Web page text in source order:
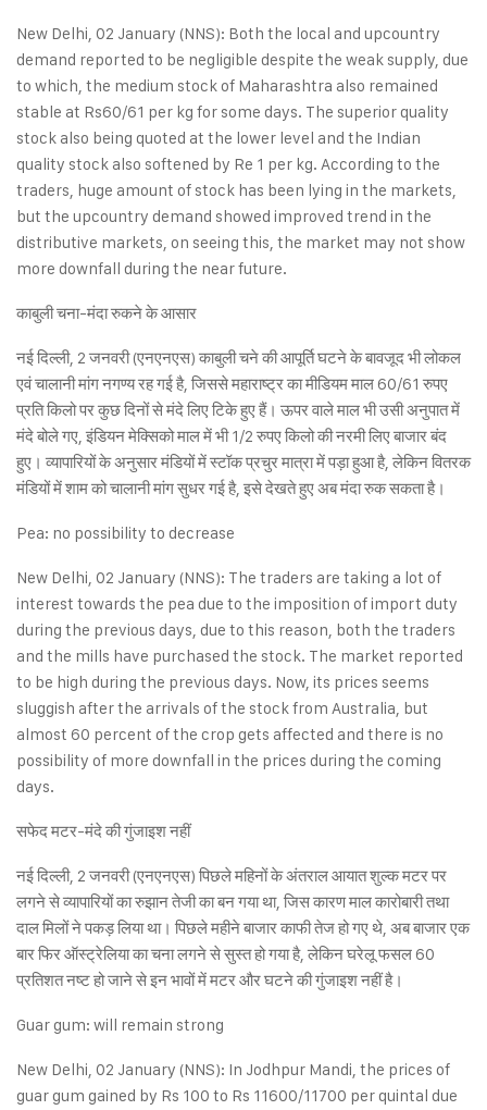
New Delhi, 02 January (NNS): Both the local and upcountry
demand reported to be negligible despite the weak supply, due
to which, the medium stock of Maharashtra also remained
stable at Rs60/61 per kg for some days. The superior quality
stock also being quoted at the lower level and the Indian
quality stock also softened by Re 1 per kg. According to the
traders, huge amount of stock has been lying in the markets,
but the upcountry demand showed improved trend in the
distributive markets, on seeing this, the market may not show
more downfall during the near future.
काबुली चना-मंदा रुकने के आसार
नई दिल्ली, 2 जनवरी (एनएनएस) काबुली चने की आपूर्ति घटने के बावजूद भी लोकल
एवं चालानी मांग नगण्य रह गई है, जिससे महाराष्ट्र का मीडियम माल 60/61 रुपए
प्रति किलो पर कुछ दिनों से मंदे लिए टिके हुए हैं। ऊपर वाले माल भी उसी अनुपात में
मंदे बोले गए, इंडियन मेक्सिको माल में भी 1/2 रुपए किलो की नरमी लिए बाजार बंद
हुए। व्यापारियों के अनुसार मंडियों में स्टॉक प्रचुर मात्रा में पड़ा हुआ है, लेकिन वितरक
मंडियों में शाम को चालानी मांग सुधर गई है, इसे देखते हुए अब मंदा रुक सकता है।
Pea: no possibility to decrease
New Delhi, 02 January (NNS): The traders are taking a lot of
interest towards the pea due to the imposition of import duty
during the previous days, due to this reason, both the traders
and the mills have purchased the stock. The market reported
to be high during the previous days. Now, its prices seems
sluggish after the arrivals of the stock from Australia, but
almost 60 percent of the crop gets affected and there is no
possibility of more downfall in the prices during the coming
days.
सफेद मटर-मंदे की गुंजाइश नहीं
नई दिल्ली, 2 जनवरी (एनएनएस) पिछले महिनों के अंतराल आयात शुल्क मटर पर
लगने से व्यापारियों का रुझान तेजी का बन गया था, जिस कारण माल कारोबारी तथा
दाल मिलों ने पकड़ लिया था। पिछले महीने बाजार काफी तेज हो गए थे, अब बाजार एक
बार फिर ऑस्ट्रेलिया का चना लगने से सुस्त हो गया है, लेकिन घरेलू फसल 60
प्रतिशत नष्ट हो जाने से इन भावों में मटर और घटने की गुंजाइश नहीं है।
Guar gum: will remain strong
New Delhi, 02 January (NNS): In Jodhpur Mandi, the prices of
guar gum gained by Rs 100 to Rs 11600/11700 per quintal due